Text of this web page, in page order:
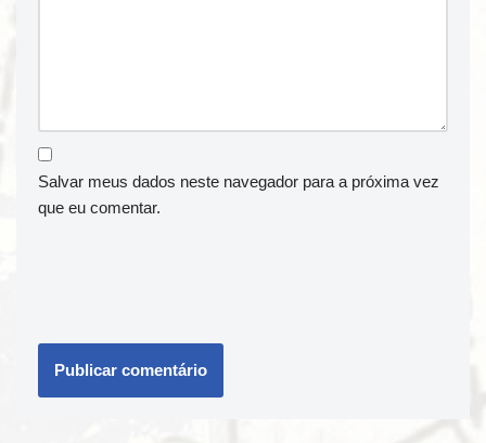
Salvar meus dados neste navegador para a próxima vez
que eu comentar.